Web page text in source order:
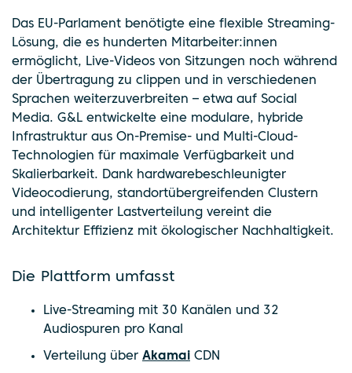
Das EU-Parlament benötigte eine flexible Streaming-
Lösung, die es hunderten Mitarbeiter:innen
ermöglicht, Live-Videos von Sitzungen noch während
der Übertragung zu clippen und in verschiedenen
Sprachen weiterzuverbreiten – etwa auf Social
Media. G&L entwickelte eine modulare, hybride
Infrastruktur aus On-Premise- und Multi-Cloud-
Technologien für maximale Verfügbarkeit und
Skalierbarkeit. Dank hardwarebeschleunigter
Videocodierung, standortübergreifenden Clustern
und intelligenter Lastverteilung vereint die
Architektur Effizienz mit ökologischer Nachhaltigkeit.
Die Plattform umfasst
Live-Streaming mit 30 Kanälen und 32
Audiospuren pro Kanal
Verteilung über Akamai CDN